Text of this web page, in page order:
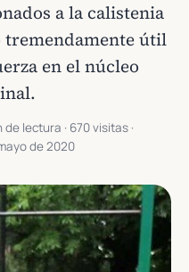
a la calistenia
útil
en el núcleo
de lectura · 670 visitas ·
de 2020